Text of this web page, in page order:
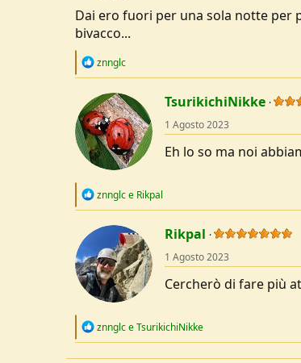
Dai ero fuori per una sola notte per
bivacco...
R
c
t
i
o
n
s
znnglc
TsurikichiNikke
1 Agosto 2023
Eh lo so ma noi
R
c
i
o
n
s
znnglce Rikpal
Rikpal
1 Agosto 2023
Cercherò di fare più
R
znnglceTsurikichiNikke